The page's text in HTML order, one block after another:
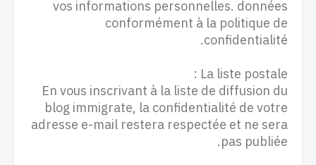
vos informations personnelles. données
conformément à la politique de
confidentialité.
La liste postale :
En vous inscrivant à la liste de diffusion du
blog immigrate, la confidentialité de votre
adresse e-mail restera respectée et ne sera
pas publiée.